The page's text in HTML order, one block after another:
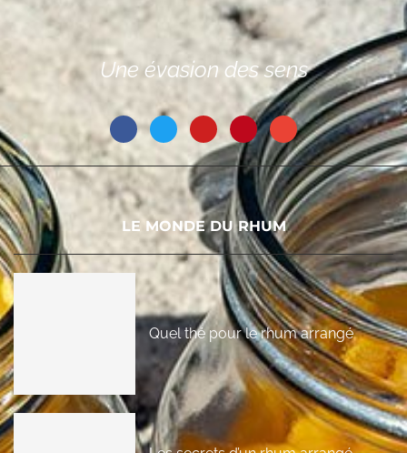
Une évasion des sens
LE MONDE DU RHUM
Quel thé pour le rhum arrangé